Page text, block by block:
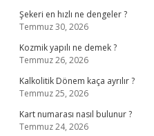
Şekeri en hızlı ne dengeler ?
Temmuz 30, 2026
Kozmik yapılı ne demek ?
Temmuz 26, 2026
Kalkolitik Dönem kaça ayrılır ?
Temmuz 25, 2026
Kart numarası nasıl bulunur ?
Temmuz 24, 2026